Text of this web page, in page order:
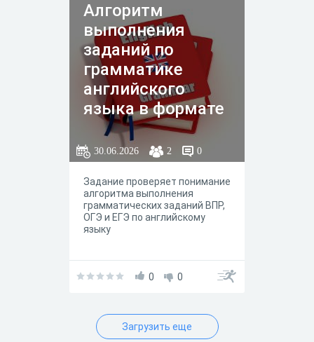
Алгоритм
выполнения
заданий по
грамматике
английского
языка в формате
ВПР, ОГЭ и ЕГЭ
30.06.2026 2 0
Задание проверяет понимание
алгоритма выполнения
грамматических заданий ВПР,
ОГЭ и ЕГЭ по английскому
языку
0 0
Загрузить еще